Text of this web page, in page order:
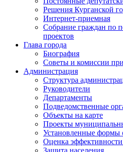
Решения Курганской
Интернет-приемная
Собрание граждан по
проектов
Глава города
Биография
Советы и комиссии
Администрация
Структура
Руководители
Департаменты
Подведомственные
Объекты на карте
Проекты
Установленные формы
Оценка эффективности
Защита населения